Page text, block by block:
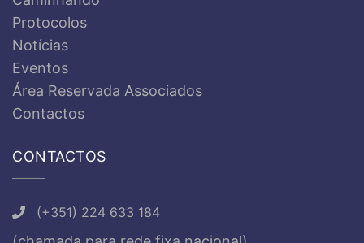
Protocolos
Notícias
Eventos
Área Reservada Associados
Contactos
CONTACTOS
(+351) 224 633 184